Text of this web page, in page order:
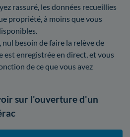
rassuré, les données recueillies
propriété, à moins que vous
besoin de faire la relève de
est enregistrée en direct, et vous
de ce que vous avez
sur l'ouverture d'un